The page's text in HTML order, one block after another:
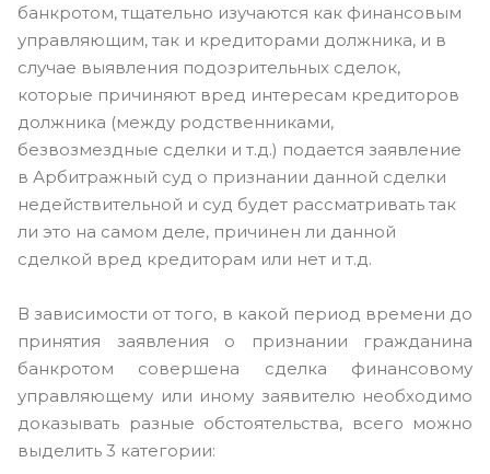
банкротом, тщательно изучаются как финансовым
управляющим, так и кредиторами должника, и в
случае выявления подозрительных сделок,
которые причиняют вред интересам кредиторов
должника (между родственниками,
безвозмездные сделки и т.д.) подается заявление
в Арбитражный суд о признании данной сделки
недействительной и суд будет рассматривать так
ли это на самом деле, причинен ли данной
сделкой вред кредиторам или нет и т.д.
В зависимости от того, в какой период времени до
принятия заявления о признании гражданина
банкротом совершена сделка финансовому
управляющему или иному заявителю необходимо
доказывать разные обстоятельства, всего можно
выделить 3 категории: